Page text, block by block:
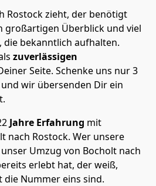
Rostock zieht, der benötigt
großartigen Überblick und viel
die bekanntlich aufhalten.
zuverlässigen
Seite. Schenke uns nur3
wir übersenden Dir ein
Jahre Erfahrung mit
nach Rostock. Wer unsere
Umzug von Bocholt nach
erlebt hat, der weiß,
Nummer eins sind.